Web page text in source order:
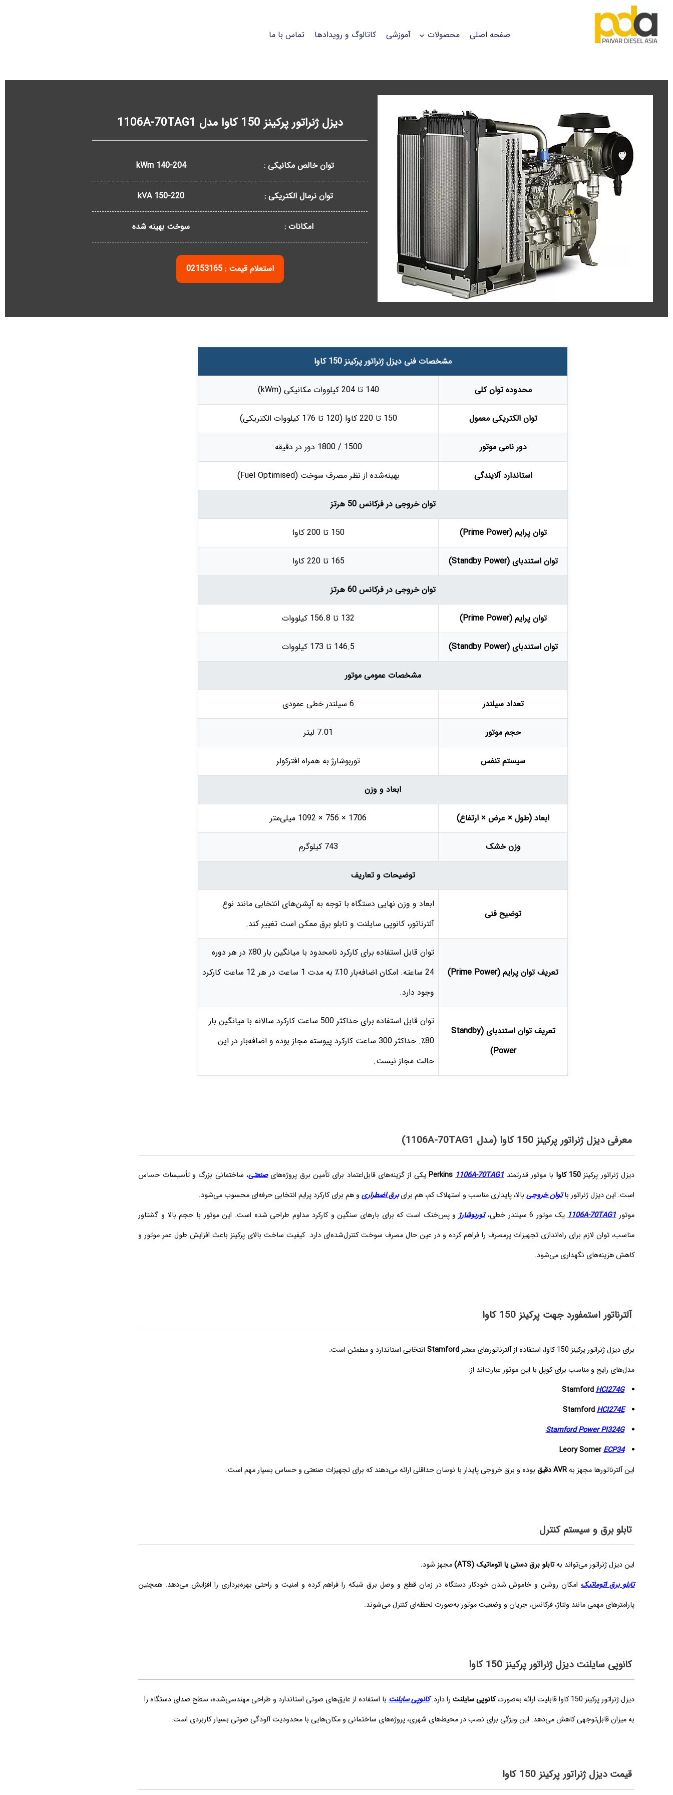
صفحه اصلی محصولات آموزشی کاتالوگ و رویدادها تماس با ما
دیزل ژنراتور پرکینز 150 کاوا مدل 1106A-70TAG1
توان خالص مکانیکی : 140-204 kWm
توان نرمال الکتریکی : 150-220 kVA
امکانات : سوخت بهینه شده
استعلام قیمت : 02153165
مشخصات فنی دیزل ژنراتور پرکینز 150 کاوا
محدوده توان کلی 140 تا 204 کیلووات مکانیکی (kWm)
توان الکتریکی معمول 150 تا 220 کاوا (120 تا 176 کیلووات الکتریکی)
دور نامی موتور 1500 / 1800 دور در دقیقه
استاندارد آلایندگی بهینه‌شده از نظر مصرف سوخت (Fuel Optimised)
توان خروجی در فرکانس 50 هرتز
توان پرایم (Prime Power) 150 تا 200 کاوا
توان استندبای (Standby Power) 165 تا 220 کاوا
توان خروجی در فرکانس 60 هرتز
توان پرایم (Prime Power) 132 تا 156.8 کیلووات
توان استندبای (Standby Power) 146.5 تا 173 کیلووات
مشخصات عمومی موتور
تعداد سیلندر 6 سیلندر خطی عمودی
حجم موتور 7.01 لیتر
سیستم تنفس توربوشارژ به همراه افترکولر
ابعاد و وزن
ابعاد (طول × عرض × ارتفاع) 1706 × 756 × 1092 میلی‌متر
وزن خشک 743 کیلوگرم
توضیحات و تعاریف
توضیح فنی
ابعاد و وزن نهایی دستگاه با توجه به آپشن‌های انتخابی مانند نوع
آلترناتور، کانوپی سایلنت و تابلو برق ممکن است تغییر کند.
تعریف توان پرایم (Prime Power)
توان قابل استفاده برای کارکرد نامحدود با میانگین بار 80٪ در هر دوره
24 ساعته. امکان اضافه‌بار 10٪ به مدت 1 ساعت در هر 12 ساعت کارکرد
وجود دارد.
تعریف توان استندبای (Standby
Power)
توان قابل استفاده برای حداکثر 500 ساعت کارکرد سالانه با میانگین بار
80٪. حداکثر 300 ساعت کارکرد پیوسته مجاز بوده و اضافه‌بار در این
حالت مجاز نیست.
معرفی دیزل ژنراتور پرکینز 150 کاوا (مدل 1106A-70TAG1)
دیزل ژنراتور پرکینز 150 کاوا با موتور قدرتمند Perkins1106A-70TAG1 یکی از گزینه‌های قابل‌اعتماد برای تأمین برق پروژه‌هایصنعتی، ساختمانی بزرگ و تأسیسات حساس
است. این دیزل ژنراتور باتوان خروجی بالا، پایداری مناسب و استهلاک کم، هم برایبرق اضطراری و هم برای کارکرد پرایم انتخابی حرفه‌ای محسوب می‌شود.
موتور1106A-70TAG1یک موتور 6 سیلندر خطی، توربوشارژو پس‌خنک است که برای بارهای سنگین و کارکرد مداوم طراحی شده است. این موتور با حجم بالا و گشتاور
مناسب، توان لازم برای راه‌اندازی تجهیزات پرمصرف را فراهم کرده و در عین حال مصرف سوخت کنترل‌شده‌ای دارد. کیفیت ساخت بالای پرکینز باعث افزایش طول عمر موتور و
کاهش هزینه‌های نگهداری می‌شود.
آلترناتور استمفورد جهت پرکینز 150 کاوا
برای دیزل ژنراتور پرکینز 150 کاوا، استفاده از آلترناتورهای معتبر Stamford انتخابی استاندارد و مطمئن است.
مدل‌های رایج و مناسب برای کوپل با این موتور عبارت‌اند از:
StamfordHCI274G
StamfordHCI274E
Stamford Power PI324G
Leory SomerECP34
این آلترناتورها مجهز بهAVR دقیق بوده و برق خروجی پایدار با نوسان حداقلی ارائه می‌دهند که برای تجهیزات صنعتی و حساس بسیار مهم است.
تابلو برق و سیستم کنترل
این دیزل ژنراتور می‌تواند بهتابلو برق دستی یا اتوماتیک (ATS)
مجهز شود.
تابلو برق اتوماتیکامکان روشن و خاموش شدن خودکار دستگاه در زمان قطع و وصل برق شبکه را فراهم کرده و امنیت و راحتی بهره‌برداری را افزایش می‌دهد. همچنین
پارامترهای مهمی مانند ولتاژ، فرکانس، جریان و وضعیت موتور به‌صورت لحظه‌ای کنترل می‌شوند.
کانوپی سایلنت دیزل ژنراتور پرکینز 150 کاوا
دیزل ژنراتور پرکینز 150 کاوا قابلیت ارائه به‌صورت کانوپی سایلنت را دارد.کانوپی سایلنت با استفاده از عایق‌های صوتی استاندارد و طراحی مهندسی‌شده، سطح صدای دستگاه را
به میزان قابل‌توجهی کاهش می‌دهد. این ویژگی برای نصب در محیط‌های شهری، پروژه‌های ساختمانی و مکان‌هایی با محدودیت آلودگی صوتی بسیار کاربردی است.
قیمت دیزل ژنراتور پرکینز 150 کاوا